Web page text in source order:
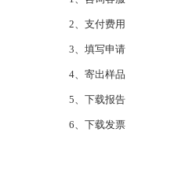
2、支付费用
3、填写申请
4、寄出样品
5、下载报告
6、下载发票